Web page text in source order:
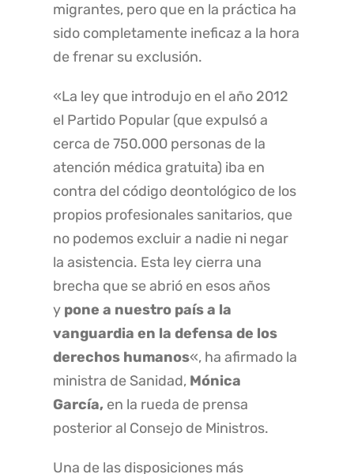
migrantes, pero que en la práctica ha
sido completamente ineficaz a la hora
de frenar su exclusión.
«La ley que introdujo en el año 2012
el Partido Popular (que expulsó a
cerca de 750.000 personas de la
atención médica gratuita) iba en
contra del código deontológico de los
propios profesionales sanitarios, que
no podemos excluir a nadie ni negar
la asistencia. Esta ley cierra una
brecha que se abrió en esos años
y pone a nuestro país a la
vanguardia en la defensa de los
derechos humanos«, ha afirmado la
ministra de Sanidad, Mónica
García, en la rueda de prensa
posterior al Consejo de Ministros.
Una de las disposiciones más